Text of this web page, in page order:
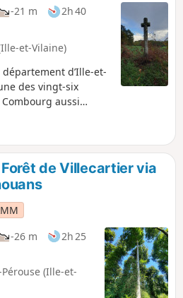
-21 m
2h 40
et-Vilaine)
d’Ille-et-
des vingt-six
aussi
de découvrir la
que le Domaine
camping. Le
belles maisons
chemin. Le sentier
et
de Villecartier via
-26 m
2h 25
(Ille-et-